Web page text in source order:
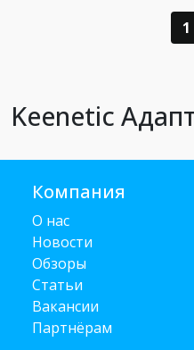
1
Keenetic
Компания
О нас
Новости
Обзоры
Статьи
Вакансии
Партнёрам